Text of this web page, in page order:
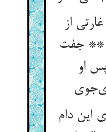
از
** جفت
او
این دام